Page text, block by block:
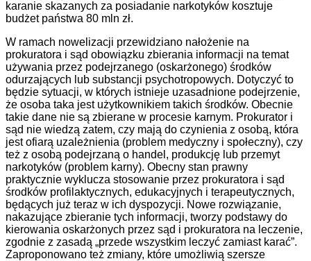
karanie skazanych za posiadanie narkotyków kosztuje
budżet państwa 80 mln zł.
W ramach nowelizacji przewidziano nałożenie na
prokuratora i sąd obowiązku zbierania informacji na temat
używania przez podejrzanego (oskarżonego) środków
odurzających lub substancji psychotropowych. Dotyczyć to
będzie sytuacji, w których istnieje uzasadnione podejrzenie,
że osoba taka jest użytkownikiem takich środków. Obecnie
takie dane nie są zbierane w procesie karnym. Prokurator i
sąd nie wiedzą zatem, czy mają do czynienia z osobą, która
jest ofiarą uzależnienia (problem medyczny i społeczny), czy
też z osobą podejrzaną o handel, produkcję lub przemyt
narkotyków (problem karny). Obecny stan prawny
praktycznie wyklucza stosowanie przez prokuratora i sąd
środków profilaktycznych, edukacyjnych i terapeutycznych,
będących już teraz w ich dyspozycji. Nowe rozwiązanie,
nakazujące zbieranie tych informacji, tworzy podstawy do
kierowania oskarżonych przez sąd i prokuratora na leczenie,
zgodnie z zasadą „przede wszystkim leczyć zamiast karać”.
Zaproponowano też zmiany, które umożliwią szersze